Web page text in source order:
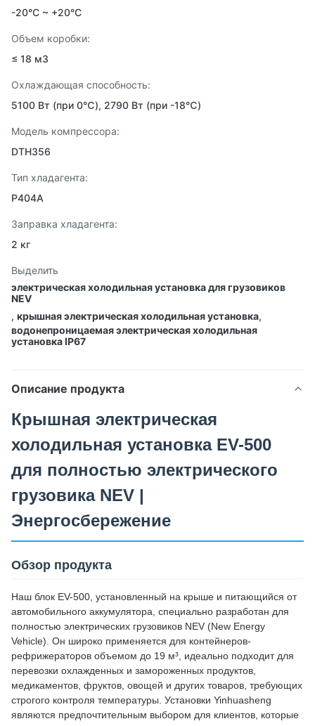
-20°C ~ +20°C
Объем коробки:
≤ 18 м3
Охлаждающая способность:
5100 Вт (при 0℃), 2790 Вт (при -18℃)
Модель компрессора:
DTH356
Тип хладагента:
Р404А
Заправка хладагента:
2 кг
Выделить
электрическая холодильная установка для грузовиков
NEV
, крышная электрическая холодильная установка,
водонепроницаемая электрическая холодильная
установка IP67
Описание продукта
Крышная электрическая
холодильная установка EV-500
для полностью электрического
грузовика NEV |
Энергосбережение
Обзор продукта
Наш блок EV-500, установленный на крыше и питающийся от
автомобильного аккумулятора, специально разработан для
полностью электрических грузовиков NEV (New Energy
Vehicle). Он широко применяется для контейнеров-
рефрижераторов объемом до 19 м³, идеально подходит для
перевозки охлажденных и замороженных продуктов,
медикаментов, фруктов, овощей и других товаров, требующих
строгого контроля температуры. Установки Yinhuasheng
являются предпочтительным выбором для клиентов, которые